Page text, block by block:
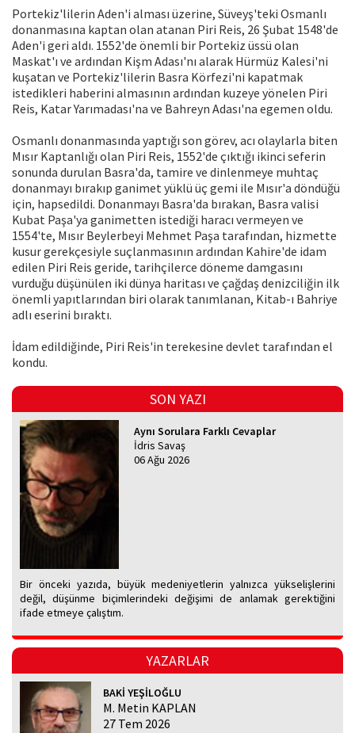
Portekiz'lilerin Aden'i alması üzerine, Süveyş'teki Osmanlı
donanmasına kaptan olan atanan Piri Reis, 26 Şubat 1548'de
Aden'i geri aldı. 1552'de önemli bir Portekiz üssü olan
Maskat'ı ve ardından Kişm Adası'nı alarak Hürmüz Kalesi'ni
kuşatan ve Portekiz'lilerin Basra Körfezi'ni kapatmak
istedikleri haberini almasının ardından kuzeye yönelen Piri
Reis, Katar Yarımadası'na ve Bahreyn Adası'na egemen oldu.
Osmanlı donanmasında yaptığı son görev, acı olaylarla biten
Mısır Kaptanlığı olan Piri Reis, 1552'de çıktığı ikinci seferin
sonunda durulan Basra'da, tamire ve dinlenmeye muhtaç
donanmayı bırakıp ganimet yüklü üç gemi ile Mısır'a döndüğü
için, hapsedildi. Donanmayı Basra'da bırakan, Basra valisi
Kubat Paşa'ya ganimetten istediği haracı vermeyen ve
1554'te, Mısır Beylerbeyi Mehmet Paşa tarafından, hizmette
kusur gerekçesiyle suçlanmasının ardından Kahire'de idam
edilen Piri Reis geride, tarihçilerce döneme damgasını
vurduğu düşünülen iki dünya haritası ve çağdaş denizciliğin ilk
önemli yapıtlarından biri olarak tanımlanan, Kitab-ı Bahriye
adlı eserini bıraktı.
İdam edildiğinde, Piri Reis'in terekesine devlet tarafından el
kondu.
SON YAZI
Aynı Sorulara Farklı Cevaplar
İdris Savaş
06 Ağu 2026
Bir önceki yazıda, büyük medeniyetlerin yalnızca yükselişlerini
değil, düşünme biçimlerindeki değişimi de anlamak gerektiğini
ifade etmeye çalıştım.
YAZARLAR
BAKİ YEŞİLOĞLU
M. Metin KAPLAN
27 Tem 2026